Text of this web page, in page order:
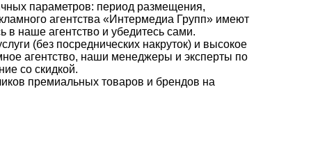
параметров: период размещения,
агентства «Интермедиа Групп» имеют
наше агентство и убедитесь сами.
(без посреднических накруток) и высокое
агентство, наши менеджеры и эксперты по
со скидкой.
премиальных товаров и брендов на